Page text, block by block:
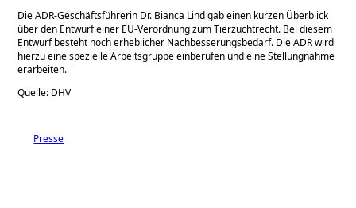
Die ADR-Geschäftsführerin Dr. Bianca Lind gab einen kurzen Überblick
über den Entwurf einer EU-Verordnung zum Tierzuchtrecht. Bei diesem
Entwurf besteht noch erheblicher Nachbesserungsbedarf. Die ADR wird
hierzu eine spezielle Arbeitsgruppe einberufen und eine Stellungnahme
erarbeiten.
Quelle: DHV
Presse